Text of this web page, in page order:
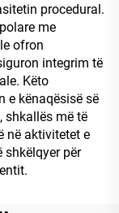
procedural.
me
ofron
integrim të
Këto
e kënaqësisë së
shkallës më të
në aktivitetet e
shkëlqyer për